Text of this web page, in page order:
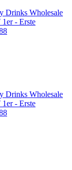
Drinks Wholesale
- Erste
Drinks Wholesale
- Erste